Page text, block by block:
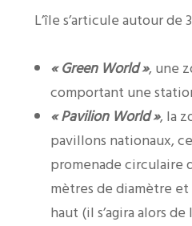
L’île s’articule autour de
« Green World », une
comportant une
« Pavilion World », la
pavillons nationaux,
promenade circulaire
mètres de diamètre et
haut (il s’agira alors